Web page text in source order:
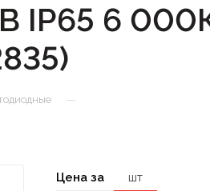
IP65 6
—
Цена за шт